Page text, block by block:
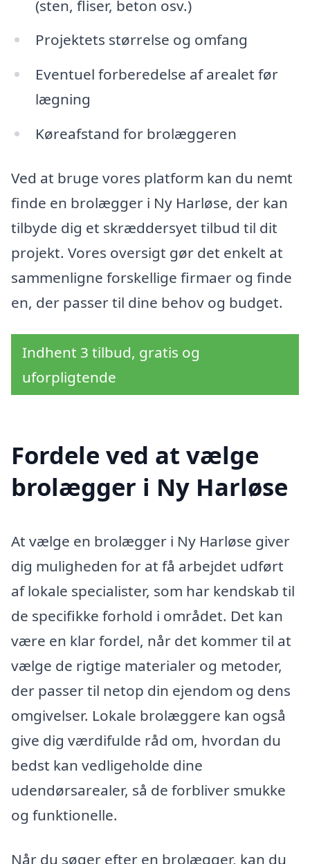
(sten, fliser, beton osv.)
Projektets størrelse og omfang
Eventuel forberedelse af arealet før
lægning
Køreafstand for brolæggeren
Ved at bruge vores platform kan du nemt
finde en brolægger i Ny Harløse, der kan
tilbyde dig et skræddersyet tilbud til dit
projekt. Vores oversigt gør det enkelt at
sammenligne forskellige firmaer og finde
en, der passer til dine behov og budget.
Indhent 3 tilbud, gratis og
uforpligtende
Fordele ved at vælge
brolægger i Ny Harløse
At vælge en brolægger i Ny Harløse giver
dig muligheden for at få arbejdet udført
af lokale specialister, som har kendskab til
de specifikke forhold i området. Det kan
være en klar fordel, når det kommer til at
vælge de rigtige materialer og metoder,
der passer til netop din ejendom og dens
omgivelser. Lokale brolæggere kan også
give dig værdifulde råd om, hvordan du
bedst kan vedligeholde dine
udendørsarealer, så de forbliver smukke
og funktionelle.
Når du søger efter en brolægger, kan du